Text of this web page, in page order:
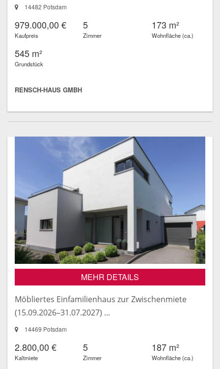
14482 Potsdam
979.000,00 €
Kaufpreis
5
Zimmer
173 m²
Wohnfläche (ca.)
545 m²
Grundstück
RENSCH-HAUS GMBH
MEHR DETAILS
Möbliertes Einfamilienhaus zur Zwischenmiete
(15.09.2026–31.07.2027) ...
14469 Potsdam
2.800,00 €
Kaltmiete
5
Zimmer
187 m²
Wohnfläche (ca.)